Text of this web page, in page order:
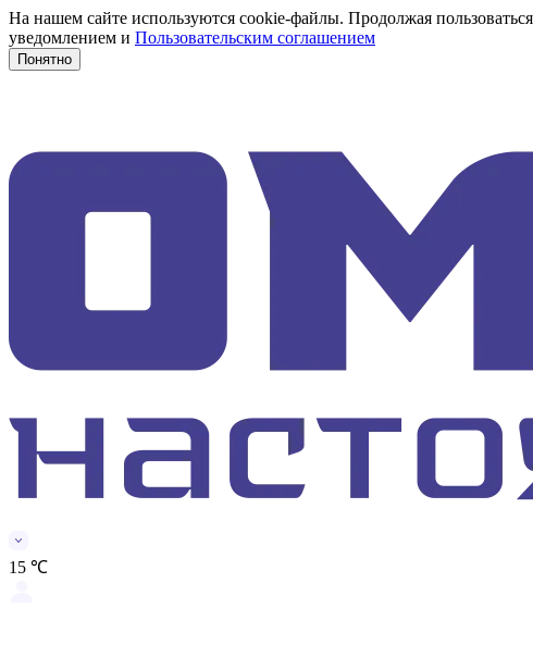
На нашем сайте используются cookie-файлы. Продолжая
уведомлением и Пользовательским соглашением
Понятно
15 ℃